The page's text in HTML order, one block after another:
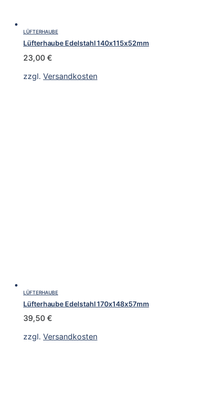
LÜFTERHAUBE
Lüfterhaube Edelstahl 140x115x52mm
23,00 €
zzgl. Versandkosten
LÜFTERHAUBE
Lüfterhaube Edelstahl 170x148x57mm
39,50 €
zzgl. Versandkosten